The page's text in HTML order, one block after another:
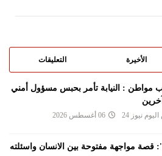
الأخيرة التعليقات
مواطن : النيابة تأمر بحبس مسؤول أمني
نيوز 24 06 أغسطس 2026
قصة مواجهة مفتوحة بين الانسان واسئلته